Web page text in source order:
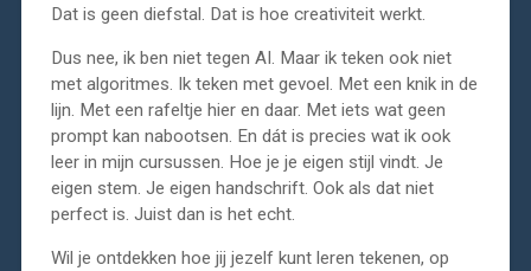
Dat is geen diefstal. Dat is hoe creativiteit werkt.
Dus nee, ik ben niet tegen AI. Maar ik teken ook niet
met algoritmes. Ik teken met gevoel. Met een knik in de
lijn. Met een rafeltje hier en daar. Met iets wat geen
prompt kan nabootsen. En dát is precies wat ik ook
leer in mijn cursussen. Hoe je je eigen stijl vindt. Je
eigen stem. Je eigen handschrift. Ook als dat niet
perfect is. Juist dan is het echt.
Wil je ontdekken hoe jij jezelf kunt leren tekenen, op